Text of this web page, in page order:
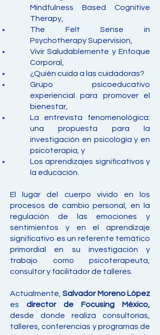
Mindfulness Based Cognitive
Therapy,
The Felt Sense in
Psychotherapy Supervision,
Vivir Saludablemente y Enfoque
Corporal,
¿Quién cuida a las cuidadoras?
Grupo psicoeducativo
experiencial para promover el
bienestar,
La entrevista fenomenológica:
una propuesta para la
investigación en psicología y en
psicoterapia, y
Los aprendizajes significativos y
la educación.
El lugar del cuerpo vivido en los
procesos de cambio personal, en la
regulación de las emociones y
sentimientos y en el aprendizaje
significativo es un referente temático
primordial en su investigación y
trabajo como psicoterapeuta,
consultor y facilitador de talleres.
Actualmente,Salvador Moreno López
es director de Focusing México,
desde donde realiza consultorías,
talleres, conferencias y programas de